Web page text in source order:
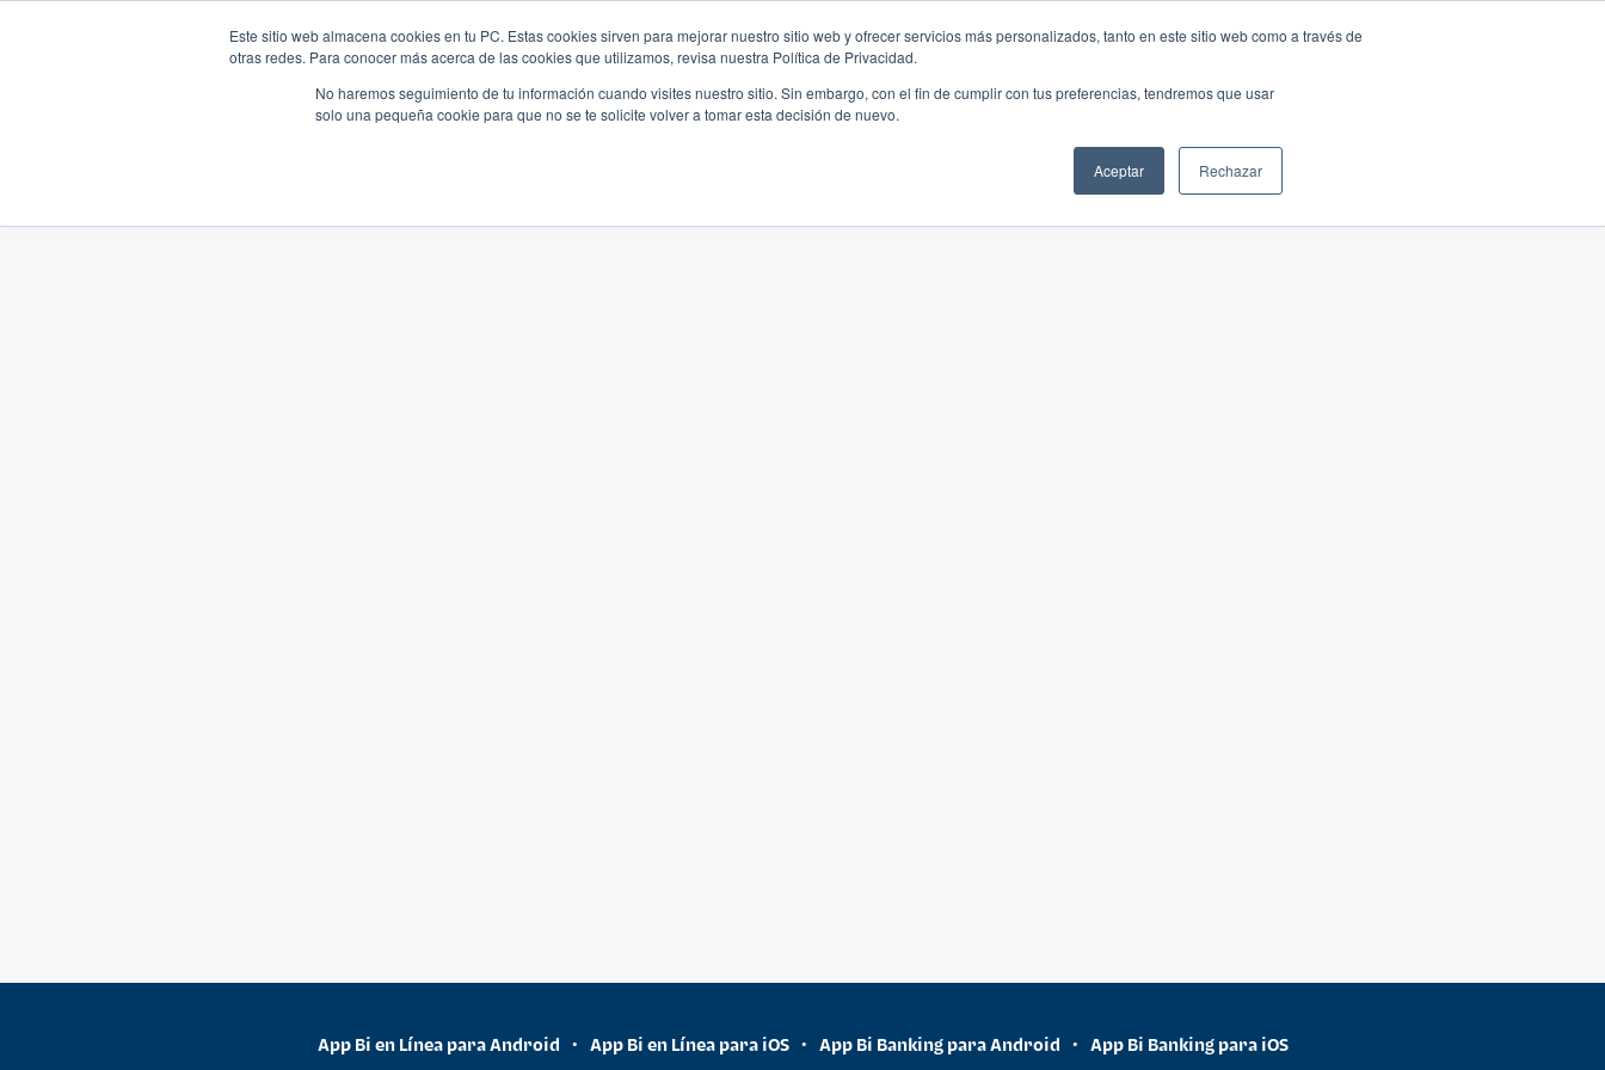
Este sitio web almacena cookies en tu PC. Estas cookies sirven para mejorar nuestro sitio web y ofrecer servicios más personalizados, tanto en este sitio web como a través de
otras redes. Para conocer más acerca de las cookies que utilizamos, revisa nuestra Política de Privacidad.
No haremos seguimiento de tu información cuando visites nuestro sitio. Sin embargo, con el fin de cumplir con tus preferencias, tendremos que usar
solo una pequeña cookie para que no se te solicite volver a tomar esta decisión de nuevo.
Aceptar Rechazar
App Bi en Línea para Android • App Bi en Línea para iOS • App Bi Banking para Android • App Bi Banking para iOS